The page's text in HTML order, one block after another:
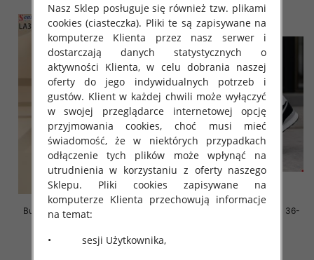
Buty sportowe damskie Roz 36-
45.00 zł
Buty sportowe damskie Roz 36-
Nasz Sklep posługuje się również tzw. plikami
cookies (ciasteczka). Pliki te są zapisywane na
komputerze Klienta przez nasz serwer i
dostarczają danych statystycznych o
aktywności Klienta, w celu dobrania naszej
oferty do jego indywidualnych potrzeb i
gustów. Klient w każdej chwili może wyłączyć
w swojej przeglądarce internetowej opcję
przyjmowania cookies, choć musi mieć
świadomość, że w niektórych przypadkach
odłączenie tych plików może wpłynąć na
utrudnienia w korzystaniu z oferty naszego
Sklepu. Pliki cookies zapisywane na
komputerze Klienta przechowują informacje
na temat:
• sesji Użytkownika,